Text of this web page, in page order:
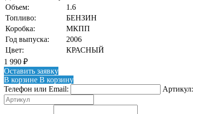
Объем:
1.6
Топливо:
БЕНЗИН
Коробка:
МКПП
Год выпуска:
2006
Цвет:
КРАСНЫЙ
1 990 ₽
Оставить заявку
В корзине В корзину
Телефон или Email:
Артикул: